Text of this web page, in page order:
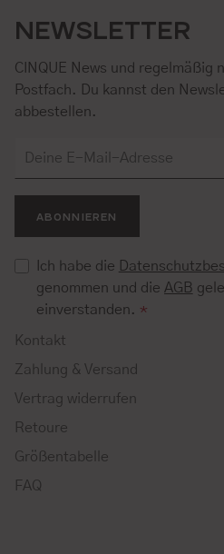
NEWSLETTER
CINQUE News und regelmäßig
Postfach. Du kannst den
abbestellen.
ABONNIEREN
Ich habe die
genommen und die AGB
einverstanden. *
Kontakt
Zahlung & Versand
Vertrag widerrufen
Retoure
Größentabelle
FAQ